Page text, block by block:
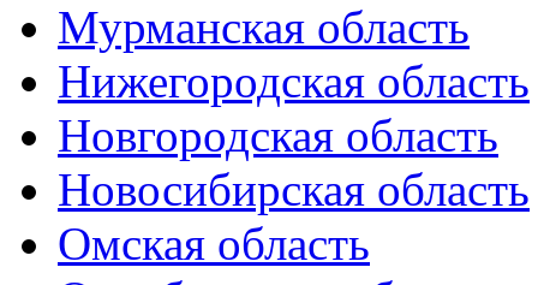
Мурманская область
Нижегородская область
Новгородская область
Новосибирская область
Омская область